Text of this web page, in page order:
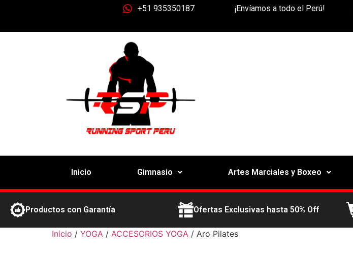
+51 935350187 ¡Envíamos a todo el Perú!
Inicio Gimnasio Artes Marciales y Boxeo
Productos con Garantía Ofertas Exclusivas hasta 50% Off
Inicio / YOGA / ACCESORIOS YOGA / Aro Pilates